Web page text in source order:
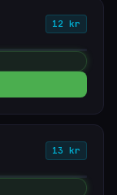
12 kr
13 kr